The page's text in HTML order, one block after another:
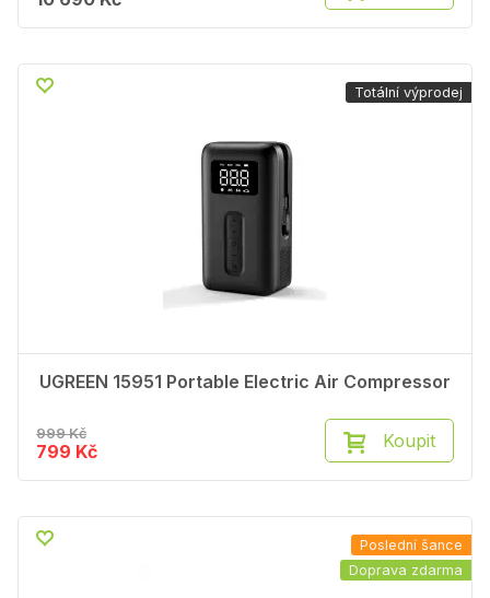
UGREEN 15951 Portable Electric Air Compressor
999 Kč
799 Kč Koupit
Totální výprodej
Poslední šance
Doprava zdarma